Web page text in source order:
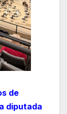
de
diputada